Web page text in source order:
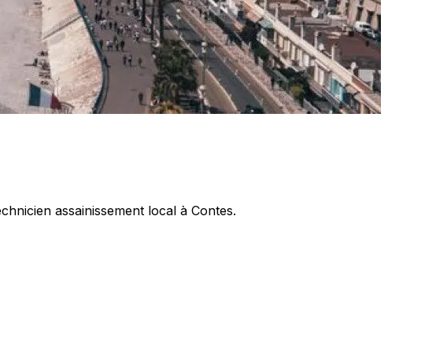
assainissement local à Contes.